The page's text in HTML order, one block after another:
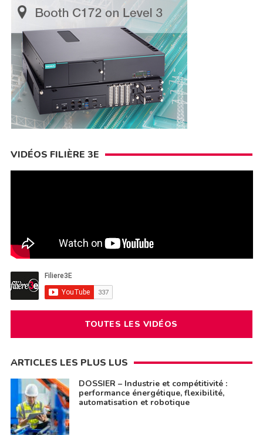
VIDÉOS FILIÈRE 3E
TOUTES LES VIDÉOS
ARTICLES LES PLUS LUS
DOSSIER – Industrie et compétitivité :
performance énergétique, flexibilité,
automatisation et robotique